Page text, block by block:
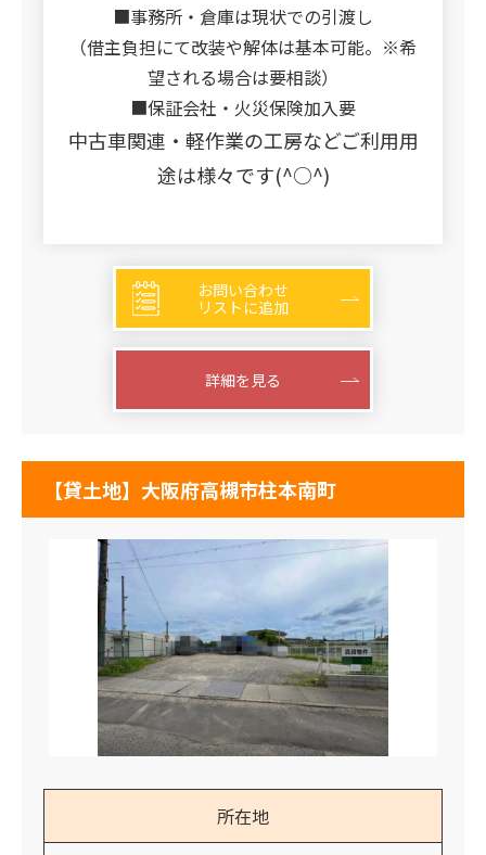
■事務所・倉庫は現状での引渡し
（借主負担にて改装や解体は基本可能。※希
望される場合は要相談）
■保証会社・火災保険加入要
中古車関連・軽作業の工房などご利用用
途は様々です(^○^)
お問い合わせ
リストに追加
詳細を見る
【貸土地】大阪府高槻市柱本南町
所在地